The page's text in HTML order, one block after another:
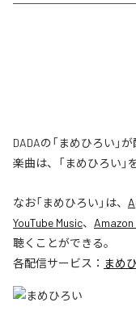
DADAの「まめひろい」
楽曲は、「まめひろい」
なお「まめひろい 」は、
YouTube Music、
聴くことができる。
各配信サービス： まめ